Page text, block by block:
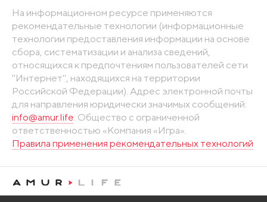
На информационном ресурсе применяются
рекомендательные технологии (информационные
технологии предоставления информации на основе
сбора, систематизации и анализа сведений,
относящихся к предпочтениям пользователей сети
"Интернет", находящихся на территории
Российской Федерации). Адрес электронной почты
для направления юридически значимых сообщений:
info@amur.life . Общество с ограниченной
ответственностью «Компания «Игра».
Правила применения рекомендательных технологий